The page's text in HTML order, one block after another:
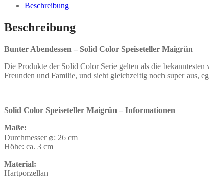
Beschreibung
Beschreibung
Bunter Abendessen – Solid Color Speiseteller Maigrün
Die Produkte der Solid Color Serie gelten als die bekanntesten
Freunden und Familie, und sieht gleichzeitig noch super aus,
Solid Color Speiseteller Maigrün – Informationen
Maße:
Durchmesser ⌀: 26 cm
Höhe: ca. 3 cm
Material:
Hartporzellan